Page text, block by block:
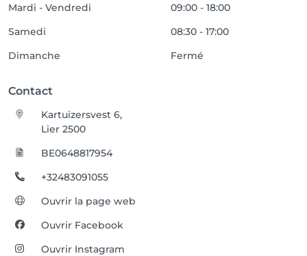
Mardi - Vendredi
09:00 - 18:00
Samedi
08:30 - 17:00
Dimanche
Fermé
Contact
Kartuizersvest 6,
Lier 2500
BE0648817954
+32483091055
Ouvrir la page web
Ouvrir Facebook
Ouvrir Instagram